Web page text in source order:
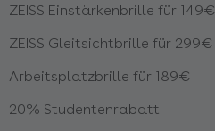
ZEISS Einstärkenbrille für 149€
ZEISS Gleitsichtbrille für 299€
Arbeitsplatzbrille für 189€
20% Studentenrabatt